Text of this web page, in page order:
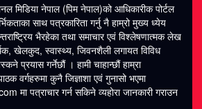
मिडिया नेपाल (पिम नेपाल)को आधिकारीक पोर्टल
साथ पत्रकारिता गर्नु नै हाम्रो मुख्य ध्येय
भैरहेका तथा समाचार एवं विश्लेषणात्मक लेख
खेलकुद, स्वास्थ्य, जिवनशैली लगायत विविध
प्रयास गर्नेछौं । हामी चाहान्छौं हाम्रा
वर्गहरुमा कुनै जिज्ञाशा एवं गुनासो भएमा
पत्राचार गर्न सकिने व्यहोरा जानकारी गराउन